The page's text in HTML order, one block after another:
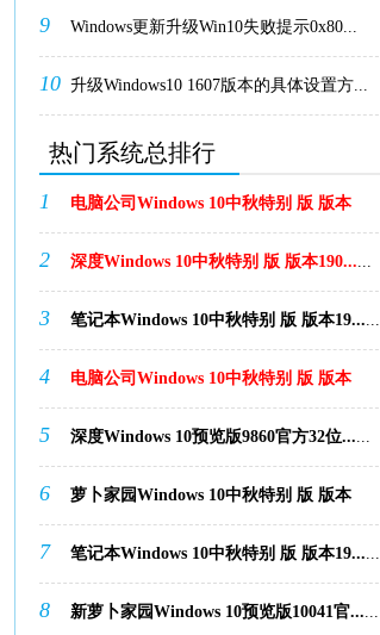
9 Windows更新升级Win10失败提示0x80...
10 升级Windows10 1607版本的具体设置方...
热门系统总排行
1 电脑公司Windows 10中秋特别 版 版本
1......
2 深度Windows 10中秋特别 版 版本190......
3 笔记本Windows 10中秋特别 版 版本19......
4 电脑公司Windows 10中秋特别 版 版本
1......
5 深度Windows 10预览版9860官方32位......
6 萝卜家园Windows 10中秋特别 版 版本
1......
7 笔记本Windows 10中秋特别 版 版本19......
8 新萝卜家园Windows 10预览版10041官......